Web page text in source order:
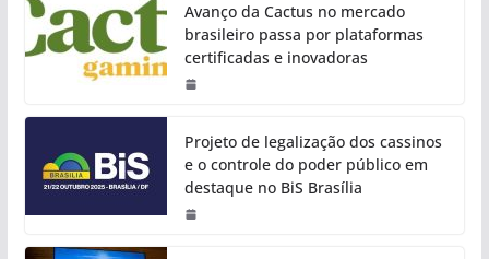
Avanço da Cactus no mercado
brasileiro passa por plataformas
certificadas e inovadoras
Projeto de legalização dos cassinos
e o controle do poder público em
destaque no BiS Brasília